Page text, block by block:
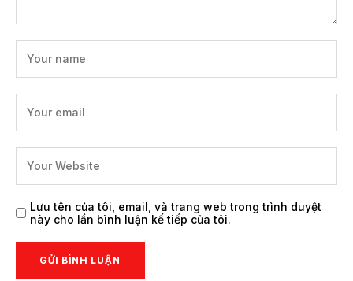
Lưu tên của tôi, email, và trang web trong trình duyệt
này cho lần bình luận kế tiếp của tôi.